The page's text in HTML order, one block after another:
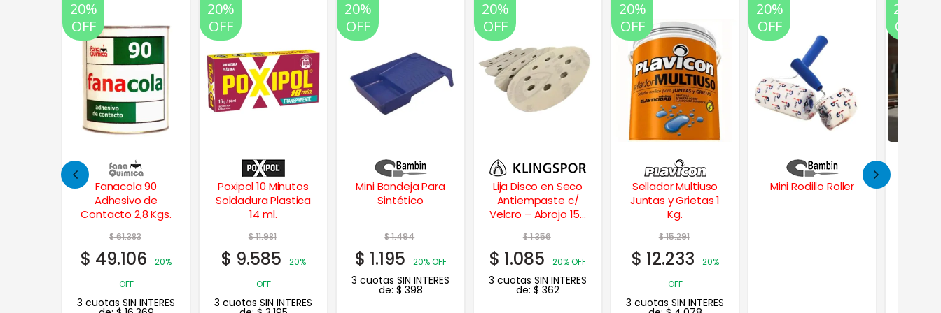
20%
OFF
Poxipol 10 Minutos
Soldadura Plastica
14 ml.
$11.981
$ 9.585
20%
OFF
3 cuotas SIN INTERES
20%
OFF
Mini Bandeja Para
Sintético
$1.494
$1.195 20% OFF
3 cuotas SIN INTERES
de:$ 398
20%
OFF
Lija Disco en Seco
Antiempaste c/
$1.356
$1.085 20% OFF
3 cuotas SIN INTERES
de: $ 362
20%
OFF
Sellador Multiuso
Juntas y Grietas 1
Kg.
$15.291
$ 12.233
20%
OFF
20%
OFF
Mini Rodillo Roller
20%
OFF
Espátula para
20%
OFF